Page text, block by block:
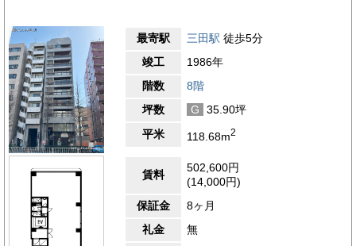
最寄駅 三田駅 徒歩5分
竣工
1986年
階数
8階
坪数
G
35.90坪
平米
118.68m2
賃料
502,600円
(14,000円)
保証金
8ヶ月
礼金
無